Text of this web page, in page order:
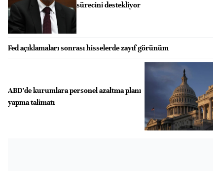
sürecini destekliyor
Fed açıklamaları sonrası hisselerde zayıf görünüm
ABD’de kurumlara personel azaltma planı
yapma talimatı